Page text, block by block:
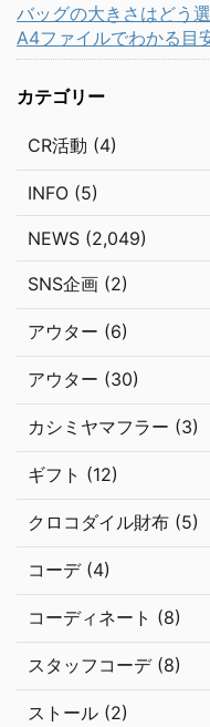
バッグの大きさはどう
A4ファイルでわかる目
カテゴリー
CR活動 (4)
INFO (5)
NEWS (2,049)
SNS企画 (2)
アウター (6)
アウター (30)
カシミヤマフラー (3)
ギフト (12)
クロコダイル財布 (5)
コーデ (4)
コーディネート (8)
スタッフコーデ (8)
ストール (2)